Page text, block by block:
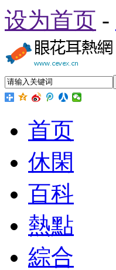
设为首页 -
首页
休閑
百科
熱點
綜合